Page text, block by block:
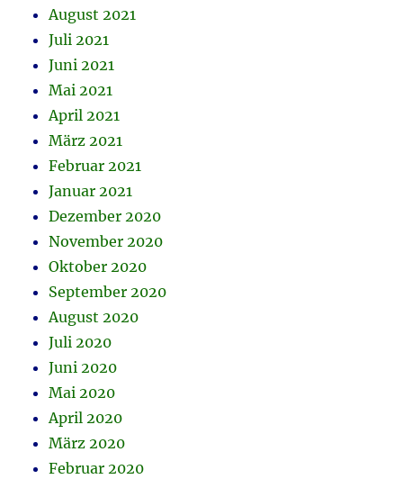
August 2021
Juli 2021
Juni 2021
Mai 2021
April 2021
März 2021
Februar 2021
Januar 2021
Dezember 2020
November 2020
Oktober 2020
September 2020
August 2020
Juli 2020
Juni 2020
Mai 2020
April 2020
März 2020
Februar 2020